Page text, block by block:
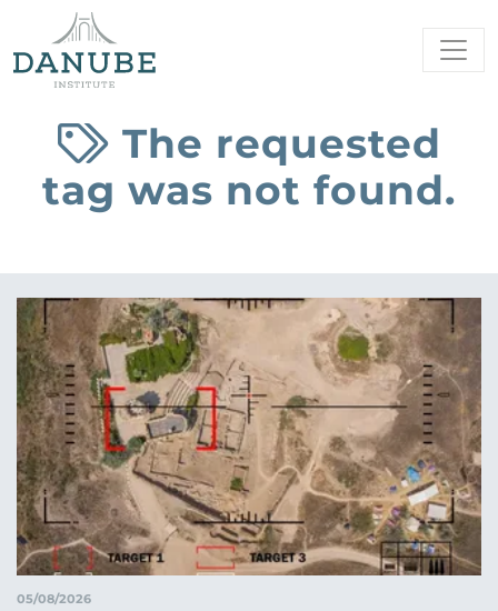
The requested
tag was not found.
05/08/2026